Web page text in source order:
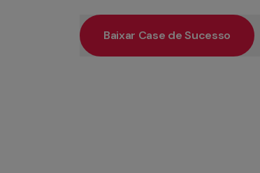
Baixar Case de Sucesso